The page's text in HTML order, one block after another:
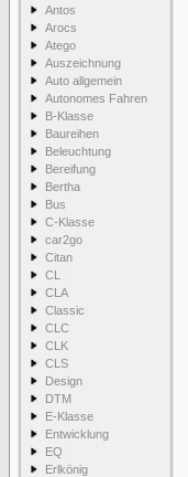
Antos
Arocs
Atego
Auszeichnung
Auto allgemein
Autonomes Fahren
B-Klasse
Baureihen
Beleuchtung
Bereifung
Bertha
Bus
C-Klasse
car2go
Citan
CL
CLA
Classic
CLC
CLK
CLS
Design
DTM
E-Klasse
Entwicklung
EQ
Erlkönig